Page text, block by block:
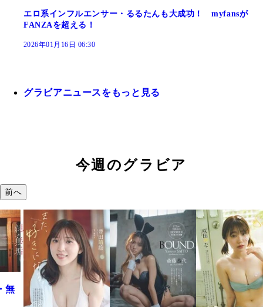
エロ系インフルエンサー・るるたんも大成功！ myfansが
FANZAを超える！
2026年01月16日 06:30
グラビアニュースをもっと見る
今週のグラビア
前へ